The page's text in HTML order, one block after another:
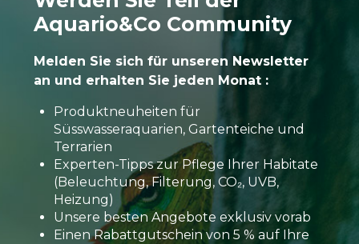
Aquario&Co Community
Melden Sie sich für unseren Newsletter
an und erhalten Sie jeden Monat :
Produktneuheiten für
Süsswasseraquarien, Gartenteiche und
Terrarien
Experten-Tipps zur Pflege Ihrer Habitate
(Beleuchtung, Filterung, CO₂, UVB,
Heizung)
Unsere besten Angebote exklusiv vorab
Einen Rabattgutschein von 5 % auf Ihre